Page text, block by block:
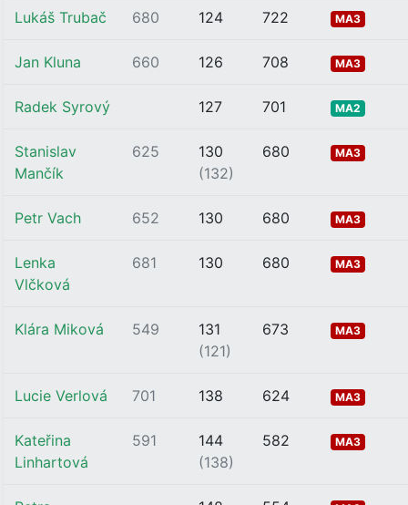
Lukáš Trubač 680 124 722 MA3
Jan Kluna 660 126 708 MA3
Radek Syrový 127 701 MA2
Stanislav
Mančík
625
130
(132)
680 MA3
Petr Vach 652 130 680 MA3
Lenka
Vlčková
681 130 680 MA3
Klára Miková 549
131
(121)
673 MA3
Lucie Verlová 701 138 624 MA3
Kateřina
Linhartová
591
144
(138)
582 MA3